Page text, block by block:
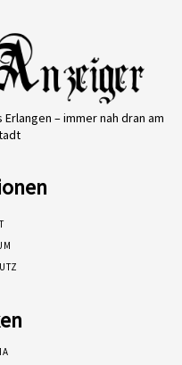
– immer nah dran am